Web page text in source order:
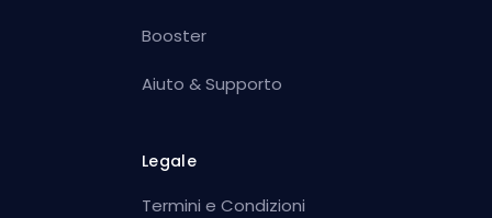
Booster
Aiuto & Supporto
Legale
Termini e Condizioni